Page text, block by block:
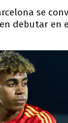
se
debutar en